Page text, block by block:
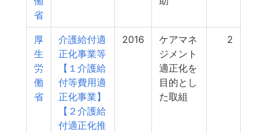
省
厚
生
労
働
省
介護給付適
正化事業等
【１介護給
付等費用適
正化事業】
【２介護給
付適正化推
2016
ケアマネ
ジメント
適正化を
目的とし
た取組
2